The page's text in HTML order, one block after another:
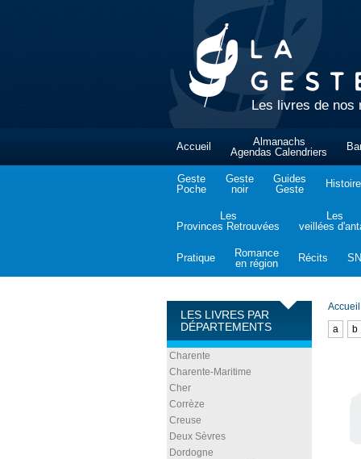
Les livres de nos
Accueil
Almanachs
Agendas Calendriers
Geste
Poche
Geste
noir
Guides
Geste
Histoire
Les
Provinces Retrouvées
Les
veillées
Pratique
Romance
en région
Récits
LES LIVRES PAR
DÉPARTEMENTS
Charente
Charente-Maritime
Cher
Corrèze
Creuse
Deux Sèvres
Dordogne
Accueil
a
b